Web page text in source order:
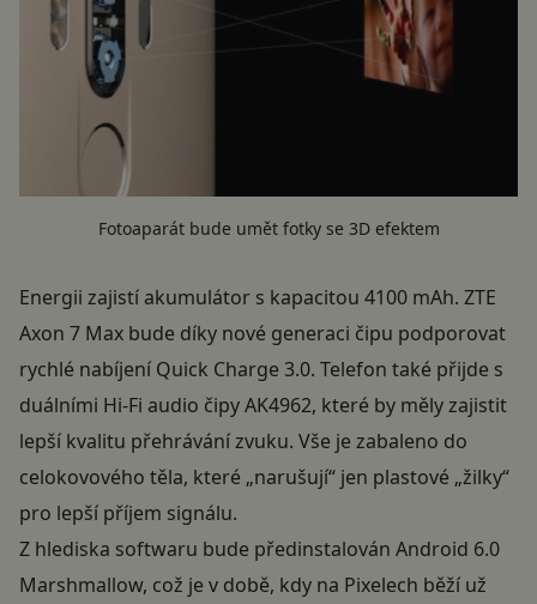
Fotoaparát bude umět fotky se 3D efektem
Energii zajistí akumulátor s kapacitou 4100 mAh. ZTE
Axon 7 Max bude díky nové generaci čipu podporovat
rychlé nabíjení Quick Charge 3.0. Telefon také přijde s
duálními Hi-Fi audio čipy AK4962, které by měly zajistit
lepší kvalitu přehrávání zvuku. Vše je zabaleno do
celokovového těla, které „narušují“ jen plastové „žilky“
pro lepší příjem signálu.
Z hlediska softwaru bude předinstalován Android 6.0
Marshmallow, což je v době, kdy na Pixelech běží už